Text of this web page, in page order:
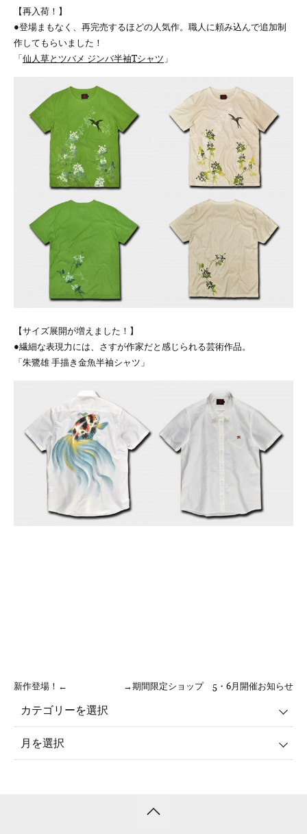
【再入荷！】
●登場まもなく、再完売するほどの人気作。職人に頼み込んで追加制
作してもらいました！
「仙人草とツバメ ジンバ半袖Tシャツ 」
【サイズ展開が増えました！】
●繊細な表現力には、さすが作家だと感じられる芸術作品。
「朱鷺雄 手描き金魚半袖シャツ」
新作登場！← →期間限定ショップ 5・6月開催お知らせ